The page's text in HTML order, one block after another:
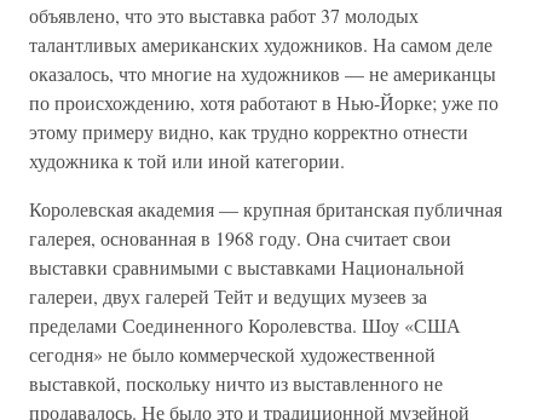
объявлено, что это выставка работ 37 молодых
талантливых американских художников. На самом деле
оказалось, что многие на художников — не американцы
по происхождению, хотя работают в Нью-Йорке; уже по
этому примеру видно, как трудно корректно отнести
художника к той или иной категории.
Королевская академия — крупная британская публичная
галерея, основанная в 1968 году. Она считает свои
выставки сравнимыми с выставками Национальной
галереи, двух галерей Тейт и ведущих музеев за
пределами Соединенного Королевства. Шоу «США
сегодня» не было коммерческой художественной
выставкой, поскольку ничто из выставленного не
продавалось. Не было это и традиционной музейной